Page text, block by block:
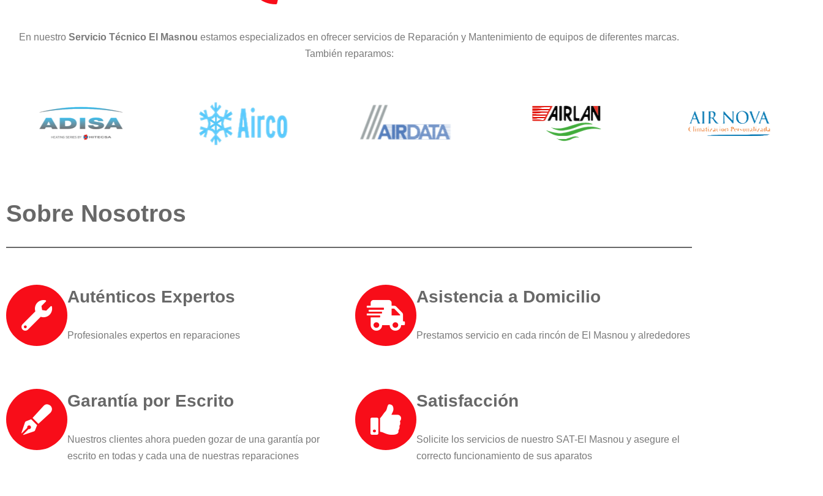
En nuestro Servicio Técnico El Masnou estamos especializados en ofrecer servicios de Reparación y Mantenimiento de equipos de diferentes marcas.
También reparamos:
Sobre Nosotros
Auténticos Expertos
Profesionales expertos en reparaciones
Asistencia a Domicilio
Prestamos servicio en cada rincón de El Masnou y alrededores
Garantía por Escrito
Nuestros clientes ahora pueden gozar de una garantía por
escrito en todas y cada una de nuestras reparaciones
Satisfacción
Solicite los servicios de nuestro SAT-El Masnou y asegure el
correcto funcionamiento de sus aparatos